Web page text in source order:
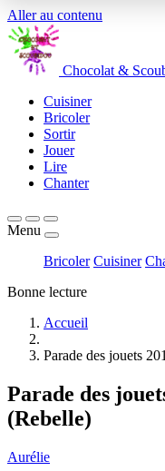
Aller au contenu
Chocolat &
Cuisiner
Bricoler
Sortir
Jouer
Lire
Chanter
Menu
Bricoler Cuisiner
Bonne lecture
Accueil
Parade des jouets
Parade des
(Rebelle)
Aurélie